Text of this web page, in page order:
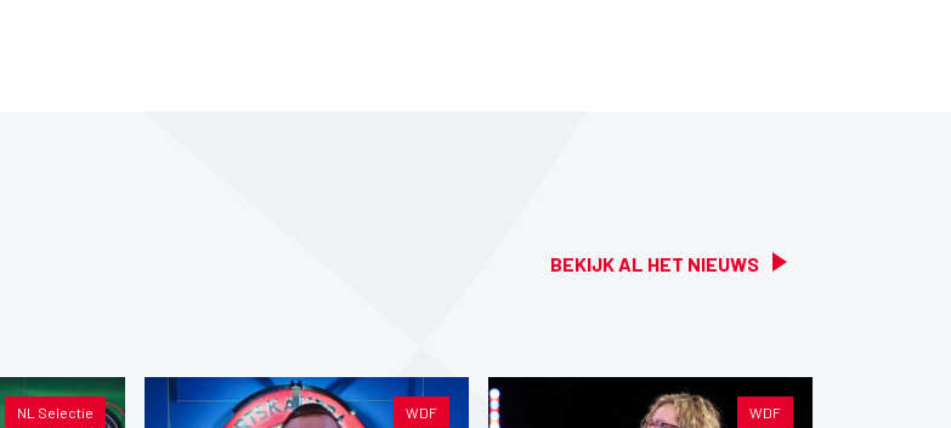
BEKIJK AL HET NIEUWS
NL Selectie WDF WDF